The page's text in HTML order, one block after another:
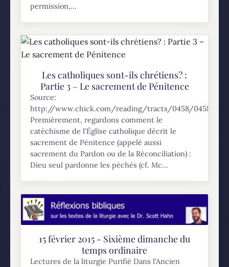
permission,...
Les catholiques sont-ils chrétiens? :
Partie 3 – Le sacrement de Pénitence
Source:
http://www.chick.com/reading/tracts/0458/
Premièrement, regardons comment le
catéchisme de l’Église catholique décrit le
sacrement de Pénitence (appelé aussi
sacrement du Pardon ou de la Réconciliation) :
Dieu seul pardonne les péchés (cf. Mc...
15 février 2015 - Sixième dimanche du
temps ordinaire
Lectures de la liturgie Purifié Dans l'Ancien